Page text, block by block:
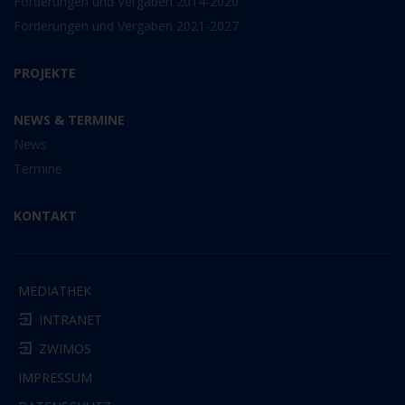
Förderungen und Vergaben 2021-2027
PROJEKTE
NEWS & TERMINE
News
Termine
KONTAKT
MEDIATHEK
INTRANET
ZWIMOS
IMPRESSUM